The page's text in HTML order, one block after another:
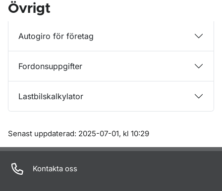
Övrigt
Autogiro för företag
Fordonsuppgifter
Lastbilskalkylator
Om sidan
Senast uppdaterad: 2025-07-01, kl 10:29
Kontakta oss